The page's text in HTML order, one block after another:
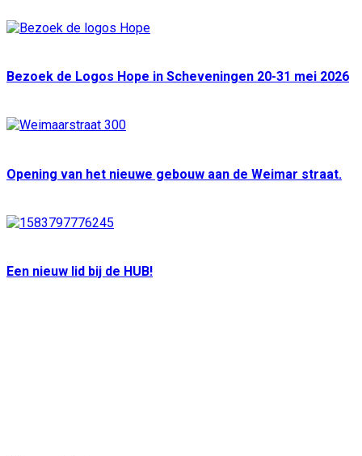
Bezoek de Logos Hope in Scheveningen 20-31 mei 2026
Opening van het nieuwe gebouw aan de Weimar straat.
Een nieuw lid bij de HUB!